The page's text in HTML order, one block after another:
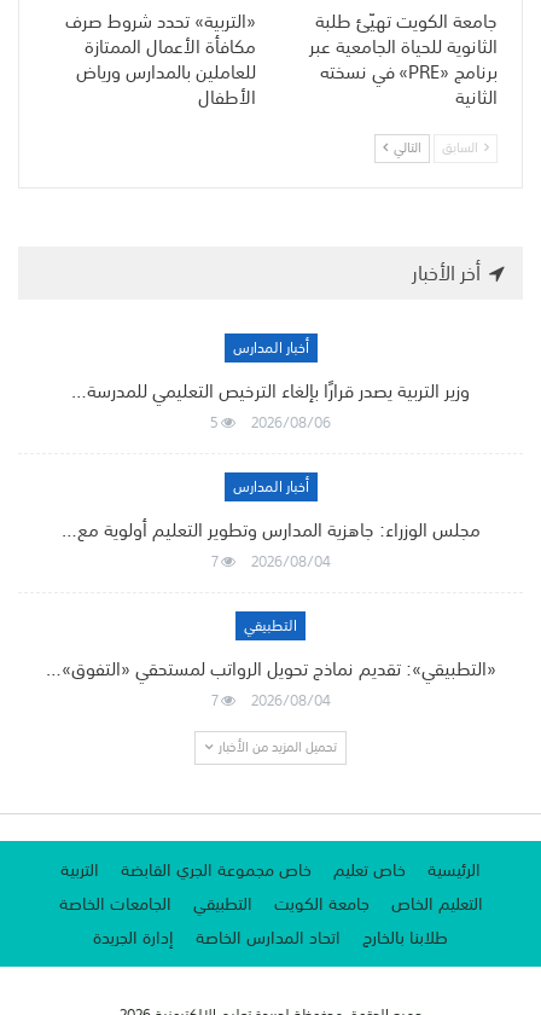
جامعة الكويت تهيّئ طلبة
الثانوية للحياة الجامعية عبر
برنامج «PRE» في نسخته
الثانية
«التربية» تحدد شروط صرف
مكافأة الأعمال الممتازة
للعاملين بالمدارس ورياض
الأطفال
السابق التالي
أخر الأخبار
أخبار المدارس
وزير التربية يصدر قرارًا بإلغاء الترخيص التعليمي للمدرسة…
2026/08/06
5
أخبار المدارس
مجلس الوزراء: جاهزية المدارس وتطوير التعليم أولوية مع…
2026/08/04
7
التطبيقي
«التطبيقي»: تقديم نماذج تحويل الرواتب لمستحقي «التفوق»…
2026/08/04
7
تحميل المزيد من الأخبار
الرئيسية خاص تعليم خاص مجموعة الجري القابضة
التربية
التعليم الخاص
جامعة الكويت التطبيقي
الجامعات الخاصة
طلابنا بالخارج
اتحاد المدارس الخاصة إدارة الجريدة